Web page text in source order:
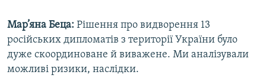
Мар’яна Беца: Рішення про видворення 13
російських дипломатів з території України було
дуже скоординоване й виважене. Ми аналізували
можливі ризики, наслідки.